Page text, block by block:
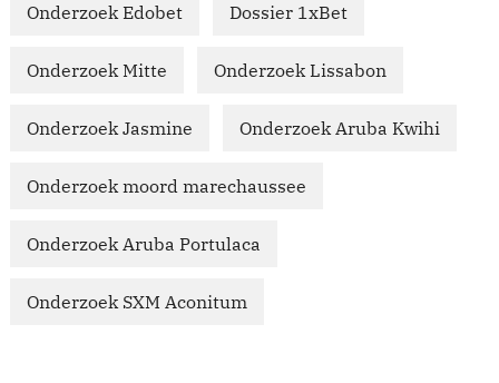
Onderzoek Edobet Dossier 1xBet
Onderzoek Mitte Onderzoek Lissabon
Onderzoek Jasmine Onderzoek Aruba Kwihi
Onderzoek moord marechaussee
Onderzoek Aruba Portulaca
Onderzoek SXM Aconitum